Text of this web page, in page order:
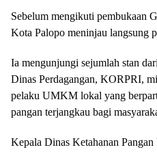
Sebelum mengikuti pembukaan
Kota Palopo meninjau langsung
Ia mengunjungi sejumlah stan
Dinas Perdagangan, KORPRI,
pelaku UMKM lokal yang
pangan terjangkau bagi
Kepala Dinas Ketahanan